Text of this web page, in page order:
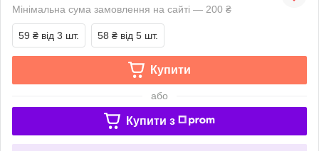
Мінімальна сума замовлення на сайті — 200 ₴
59 ₴ від 3 шт. 58 ₴ від 5 шт.
Купити
або
Купити з